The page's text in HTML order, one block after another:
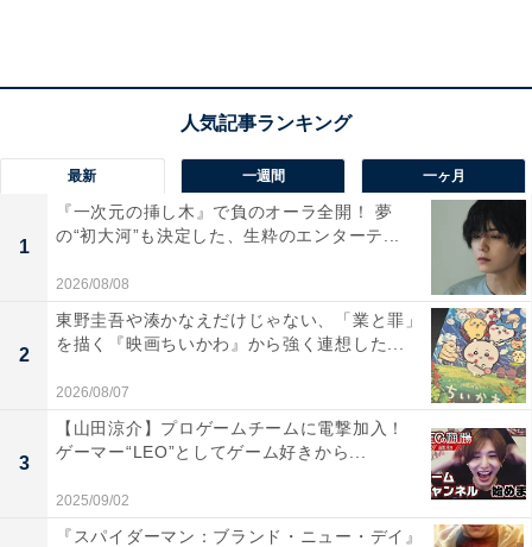
2017年のメンバーについて
はいかがです
か？
最新 一週間 一ヶ月
1
『一次元の挿し木』で負のオーラ全開！ 夢
の“初大河”も決定した、生粋のエンターテ...
2026/08/08
2
東野圭吾や湊かなえだけじゃない、「業と罪」
を描く『映画ちいかわ』から強く連想した...
2026/08/07
3
【山田涼介】プロゲームチームに電撃加入！
ゲーマー“LEO”としてゲーム好きから...
2025/09/02
『スパイダーマン：ブランド・ニュー・デイ』